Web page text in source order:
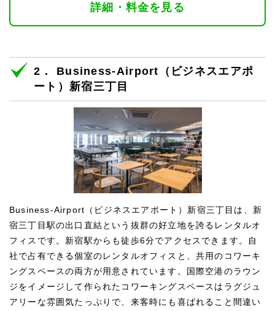
詳細・料金を見る
2． Business-Airport（ビジネスエアポ
ート）新宿三丁目
Business-Airport（ビジネスエアポート）新宿三丁目は、新
宿三丁目駅の出口直結という抜群の好立地を誇るレンタルオ
フィスです。新宿駅からも徒歩6分でアクセスできます。自
社で占有できる個室のレンタルオフィスと、共用のコワーキ
ングスペースの両方が用意されています。国際空港のラウン
ジをイメージして作られたコワーキングスペースはラグジュ
アリーな雰囲気たっぷりで、来客時にも喜ばれること間違い